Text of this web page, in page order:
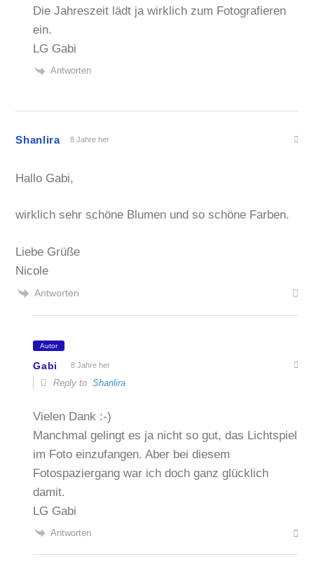
Die Jahreszeit lädt ja wirklich zum Fotografieren
ein.
LG Gabi
Antworten
Shanlira 8 Jahre her
Hallo Gabi,
wirklich sehr schöne Blumen und so schöne Farben.
Liebe Grüße
Nicole
Antworten
Autor
Gabi 8 Jahre her
Reply toShanlira
Vielen Dank :-)
Manchmal gelingt es ja nicht so gut, das Lichtspiel
im Foto einzufangen. Aber bei diesem
Fotospaziergang war ich doch ganz glücklich
damit.
LG Gabi
Antworten